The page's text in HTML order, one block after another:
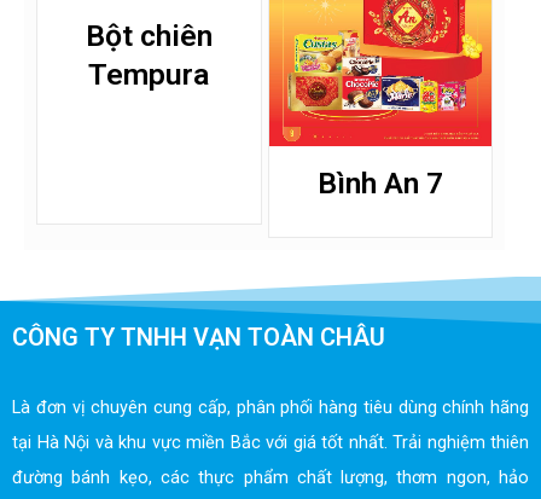
Bột chiên
Tempura
Bình An 7
CÔNG TY TNHH VẠN TOÀN CHÂU
Là đơn vị chuyên cung cấp, phân phối hàng tiêu dùng chính hãng
tại Hà Nội và khu vực miền Bắc với giá tốt nhất. Trải nghiệm thiên
đường bánh kẹo, các thực phẩm chất lượng, thơm ngon, hảo